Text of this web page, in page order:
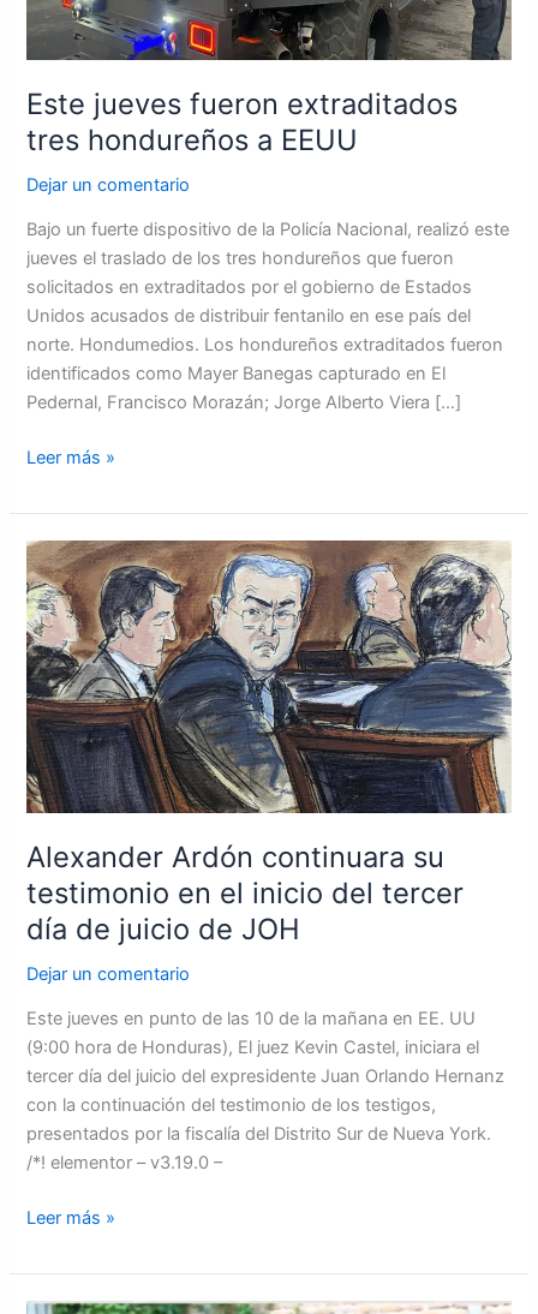
Este jueves fueron extraditados
tres hondureños a EEUU
Dejar un comentario
Bajo un fuerte dispositivo de la Policía Nacional, realizó este
jueves el traslado de los tres hondureños que fueron
solicitados en extraditados por el gobierno de Estados
Unidos acusados de distribuir fentanilo en ese país del
norte. Hondumedios. Los hondureños extraditados fueron
identificados como Mayer Banegas capturado en El
Pedernal, Francisco Morazán; Jorge Alberto Viera […]
Leer más »
Alexander Ardón continuara su
testimonio en el inicio del tercer
día de juicio de JOH
Dejar un comentario
Este jueves en punto de las 10 de la mañana en EE. UU
(9:00 hora de Honduras), El juez Kevin Castel, iniciara el
tercer día del juicio del expresidente Juan Orlando Hernanz
con la continuación del testimonio de los testigos,
presentados por la fiscalía del Distrito Sur de Nueva York.
/*! elementor – v3.19.0 –
Alexander
Ardón
continuara
su
testimonio
en
el
inicio
del
tercer
día
de
juicio
de
Leer más »